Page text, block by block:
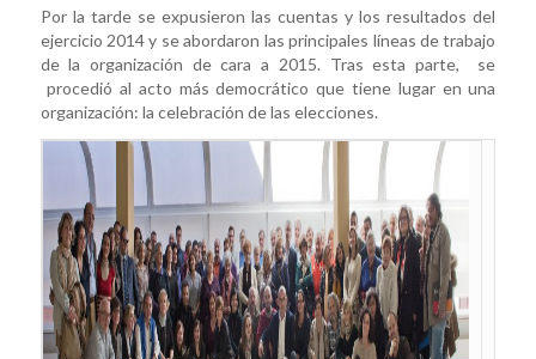
Por la tarde se expusieron las cuentas y los resultados del
ejercicio 2014 y se abordaron las principales líneas de trabajo
de la organización de cara a 2015. Tras esta parte, se
procedió al acto más democrático que tiene lugar en una
organización: la celebración de las elecciones.